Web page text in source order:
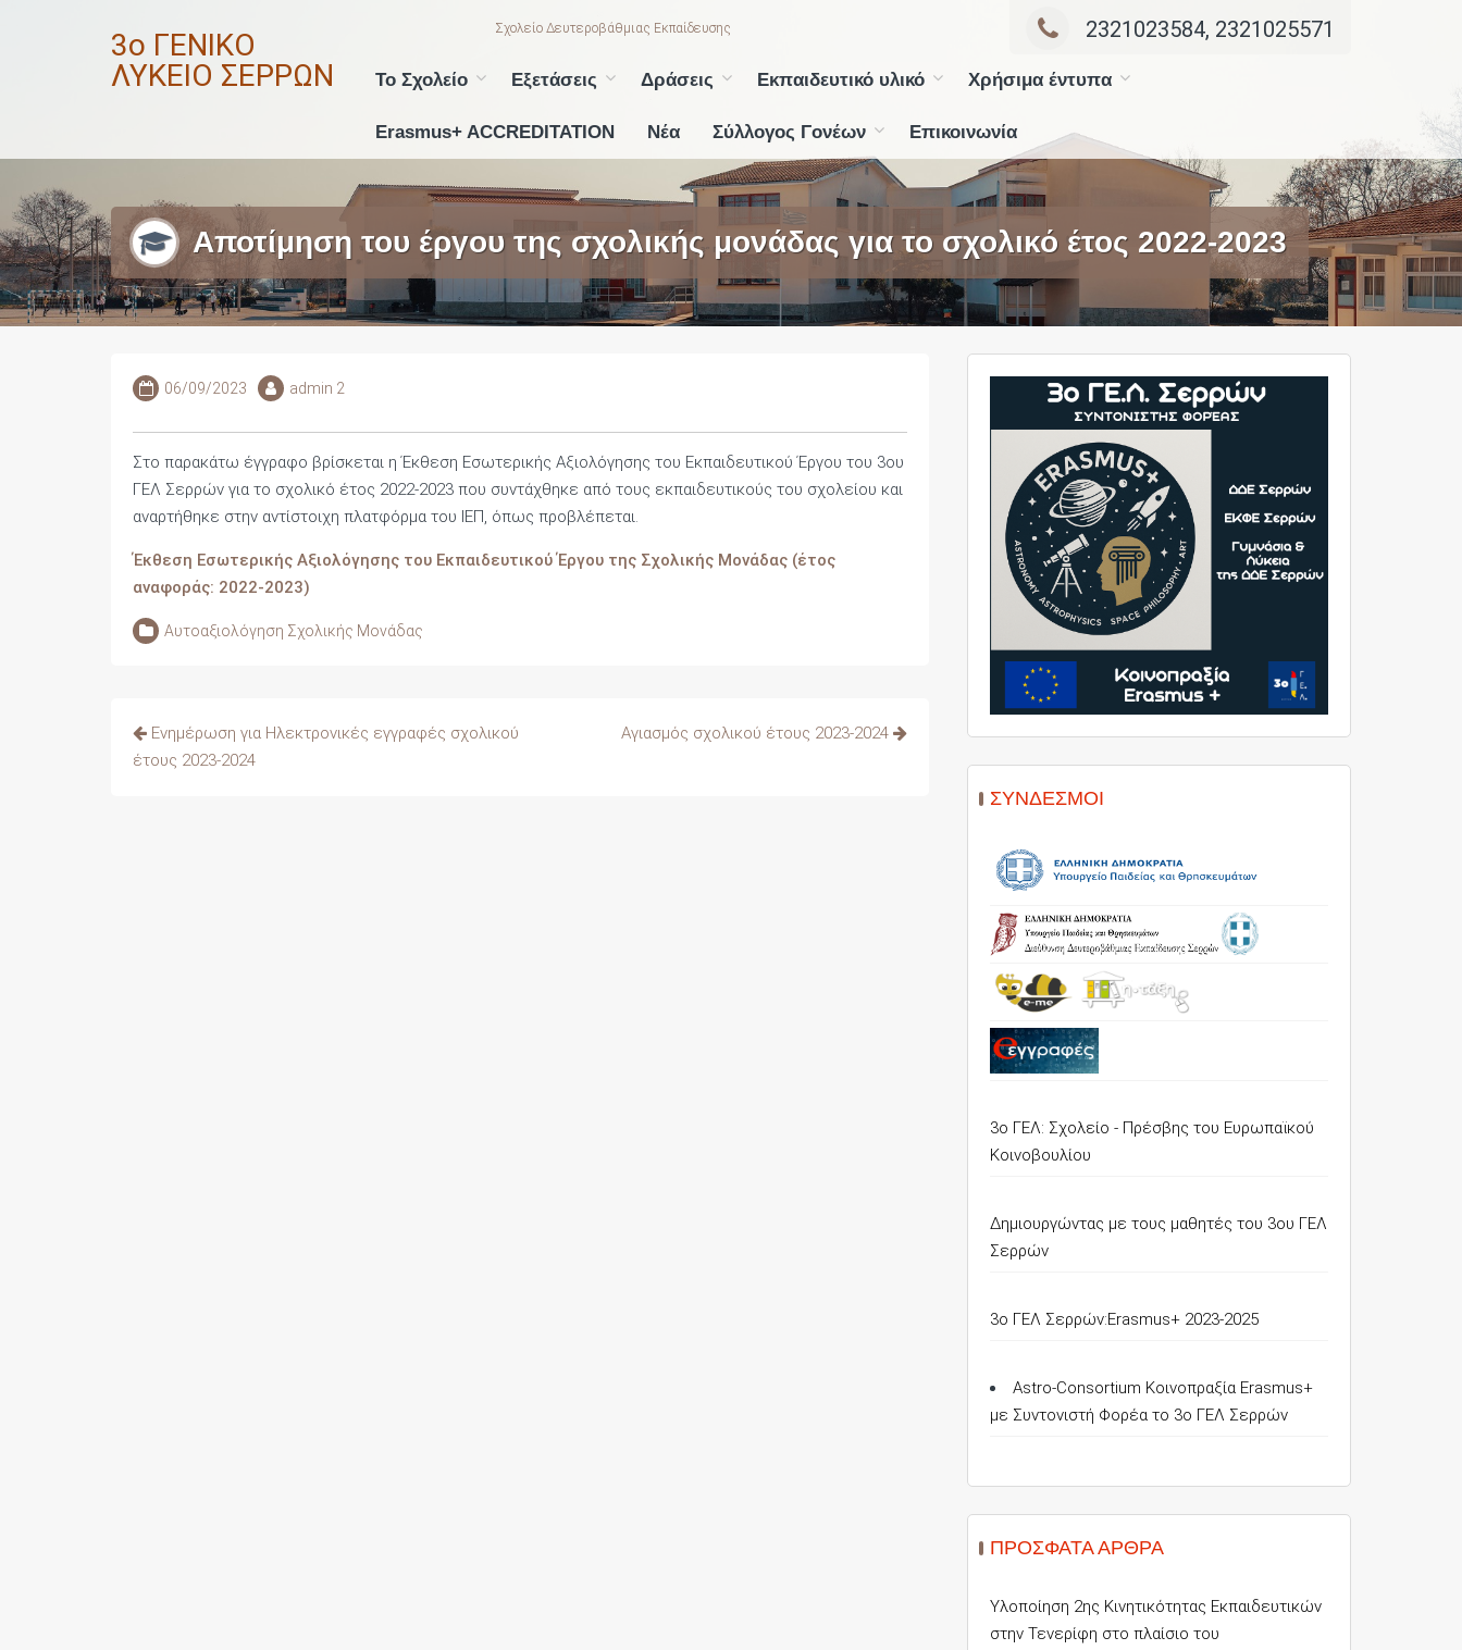
3ο ΓΕΝΙΚΟ
ΛΥΚΕΙΟ ΣΕΡΡΩΝ
Σχολείο Δευτεροβάθμιας Εκπαίδευσης 2321023584, 2321025571
Το Σχολείο Εξετάσεις Δράσεις Εκπαιδευτικό υλικό Χρήσιμα έντυπα
Erasmus+ ACCREDITATION Νέα Σύλλογος Γονέων Επικοινωνία
Αποτίμηση του έργου της σχολικής μονάδας για το σχολικό έτος 2022-2023
06/09/2023 admin 2
Στο παρακάτω έγγραφο βρίσκεται η Έκθεση Εσωτερικής Αξιολόγησης του Εκπαιδευτικού Έργου του 3ου
ΓΕΛ Σερρών για το σχολικό έτος 2022-2023 που συντάχθηκε από τους εκπαιδευτικούς του σχολείου και
αναρτήθηκε στην αντίστοιχη πλατφόρμα του ΙΕΠ, όπως προβλέπεται.
Έκθεση Εσωτερικής Αξιολόγησης του Εκπαιδευτικού Έργου της Σχολικής Μονάδας (έτος
αναφοράς: 2022-2023)
Αυτοαξιολόγηση Σχολικής Μονάδας
Πλοήγηση
άρθρων
Ενημέρωση για Ηλεκτρονικές εγγραφές σχολικού
έτους 2023-2024
Αγιασμός σχολικού έτους 2023-2024
ΣΎΝΔΕΣΜΟΙ
3ο ΓΕΛ: Σχολείο - Πρέσβης του Ευρωπαϊκού
Κοινοβουλίου
Δημιουργώντας με τους μαθητές του 3ου ΓΕΛ
Σερρών
3o ΓΕΛ Σερρών:Erasmus+ 2023-2025
Astro-Consortium Κοινοπραξία Erasmus+
με Συντονιστή Φορέα το 3ο ΓΕΛ Σερρών
ΠΡΌΣΦΑΤΑ ΆΡΘΡΑ
Υλοποίηση 2ης Κινητικότητας Εκπαιδευτικών
στην Τενερίφη στο πλαίσιο του